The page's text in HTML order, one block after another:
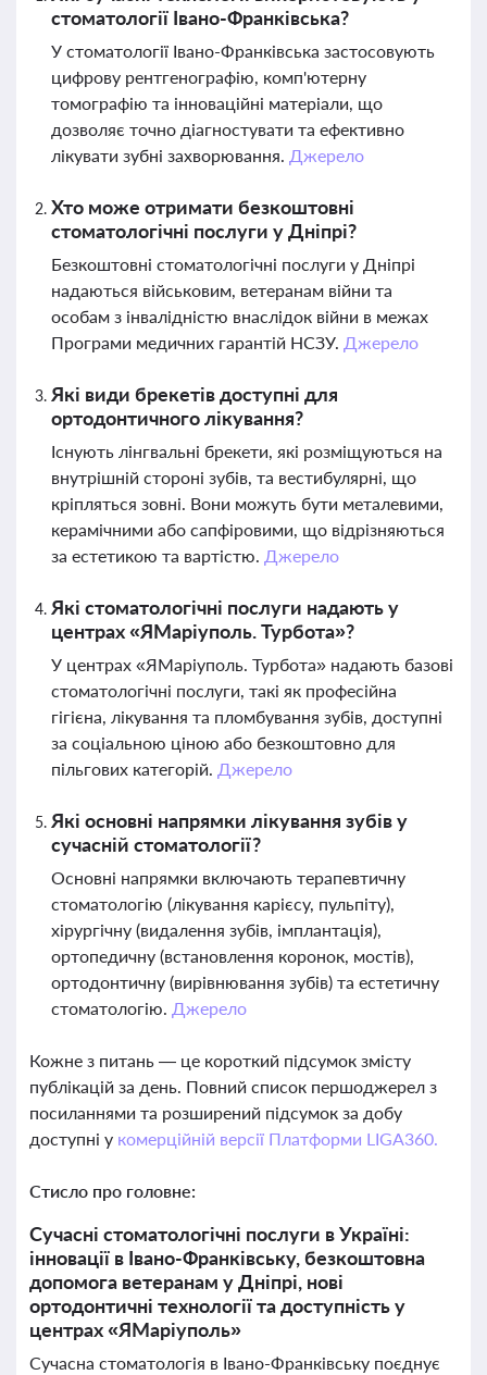
стоматології Івано-Франківська?
У стоматології Івано-Франківська застосовують
цифрову рентгенографію, комп'ютерну
томографію та інноваційні матеріали, що
дозволяє точно діагностувати та ефективно
лікувати зубні захворювання. Джерело
Хто може отримати безкоштовні
стоматологічні послуги у Дніпрі?
Безкоштовні стоматологічні послуги у Дніпрі
надаються військовим, ветеранам війни та
особам з інвалідністю внаслідок війни в межах
Програми медичних гарантій НСЗУ. Джерело
Які види брекетів доступні для
ортодонтичного лікування?
Існують лінгвальні брекети, які розміщуються на
внутрішній стороні зубів, та вестибулярні, що
кріпляться зовні. Вони можуть бути металевими,
керамічними або сапфіровими, що відрізняються
за естетикою та вартістю. Джерело
Які стоматологічні послуги надають у
центрах «ЯМаріуполь. Турбота»?
У центрах «ЯМаріуполь. Турбота» надають базові
стоматологічні послуги, такі як професійна
гігієна, лікування та пломбування зубів, доступні
за соціальною ціною або безкоштовно для
пільгових категорій. Джерело
Які основні напрямки лікування зубів у
сучасній стоматології?
Основні напрямки включають терапевтичну
стоматологію (лікування карієсу, пульпіту),
хірургічну (видалення зубів, імплантація),
ортопедичну (встановлення коронок, мостів),
ортодонтичну (вирівнювання зубів) та естетичну
стоматологію. Джерело
Кожне з питань — це короткий підсумок змісту
публікацій за день. Повний список першоджерел з
посиланнями та розширений підсумок за добу
доступні у комерційній версії Платформи LIGA360.
Стисло про головне:
Сучасні стоматологічні послуги в Україні:
інновації в Івано-Франківську, безкоштовна
допомога ветеранам у Дніпрі, нові
ортодонтичні технології та доступність у
центрах «ЯМаріуполь»
Сучасна стоматологія в Івано-Франківську поєднує